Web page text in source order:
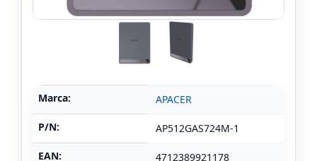
Marca: APACER
P/N: AP512GAS724M-1
EAN: 4712389921178